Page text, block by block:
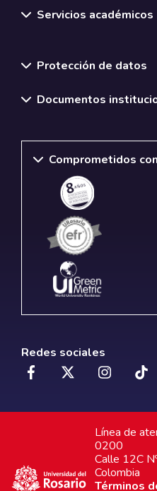
Servicios académicos
Protección de datos
Documentos
Comprometidos
Redes sociales
Línea de
0200
Calle 12C
Colombia
Términos